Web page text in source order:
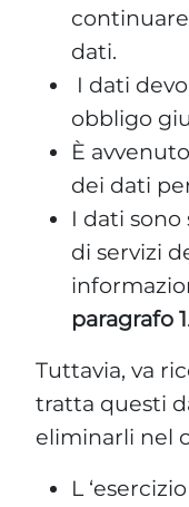
dati.
I dati
obbligo
È
dei dati
I dati sono
di servizi
paragrafo 1.
Tuttavia, va
tratta questi
eliminarli nel
L